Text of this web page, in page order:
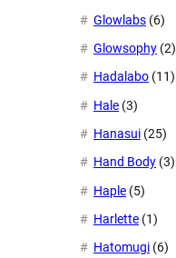
Glowlabs (6)
Glowsophy (2)
Hadalabo (11)
Hale (3)
Hanasui (25)
Hand Body (3)
Haple (5)
Harlette (1)
Hatomugi (6)